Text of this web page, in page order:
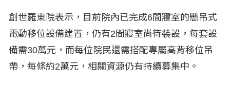
創世羅東院表示，目前院內已完成6間寢室的懸吊式
電動移位設備建置，仍有2間寢室尚待裝設，每套設
備需30萬元，而每位院民還需搭配專屬高背移位吊
帶，每條約2萬元，相關資源仍有持續募集中。